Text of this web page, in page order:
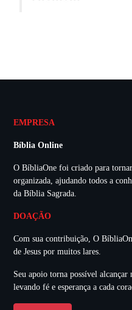
EMPRESA
Bíblia Online
O BíbliaOne foi criado para
organizada, ajudando todos a
da Bíblia Sagrada.
DOAÇÃO
Com sua contribuição, O
de Jesus por muitos lares.
Seu apoio torna possível alcançar
levando fé e esperança a cada